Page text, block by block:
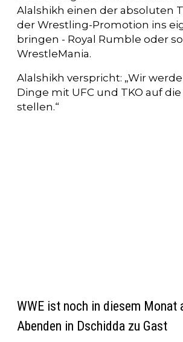
Alalshikh einen der absoluten
der Wrestling-Promotion ins
bringen - Royal Rumble oder
WrestleMania.
Alalshikh verspricht: „Wir
Dinge mit UFC und TKO auf
stellen.“
WWE ist noch in diesem Monat
Abenden in Dschidda zu Gast